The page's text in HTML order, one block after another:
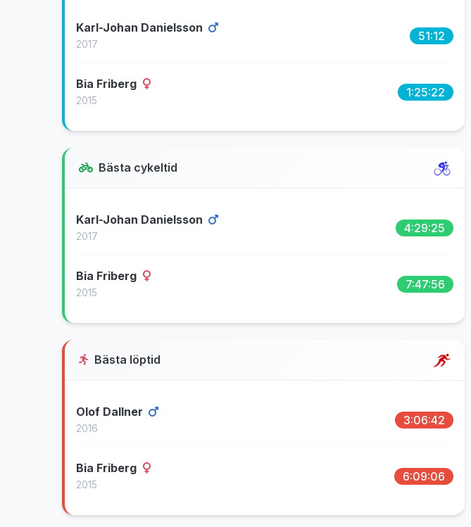
Karl-Johan Danielsson
2017
51:12
Bia Friberg
2015
1:25:22
Bästa cykeltid
Karl-Johan Danielsson
2017
4:29:25
Bia Friberg
2015
7:47:56
Bästa löptid
Olof Dallner
2016
3:06:42
Bia Friberg
2015
6:09:06